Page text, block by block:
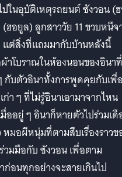
ในอุบัติเหตุรถยนต์ ซังวอน (
อยูล) ลูกสาววัย 11 ขวบหนีจ
ต่สิ่งที่แถมมากับบ้านหลังนี้
าโบราณในห้องนอนของอินาที่
กับตัวอินาทั้งการพูดคุยกับเพื่
า ๆ ที่ไม่รู้อินาเอามาจากไหน
อยู่ ๆ อินาก็หายตัวไปร่วมเ
มอผีหนุ่มที่ตามสืบเรื่องราวข
วมมือกับ ซังวอน เพื่อตาม
อนทุกอย่างจะสายเกินไป